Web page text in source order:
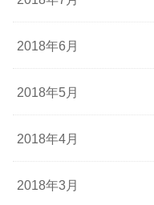
2018年6月
2018年5月
2018年4月
2018年3月